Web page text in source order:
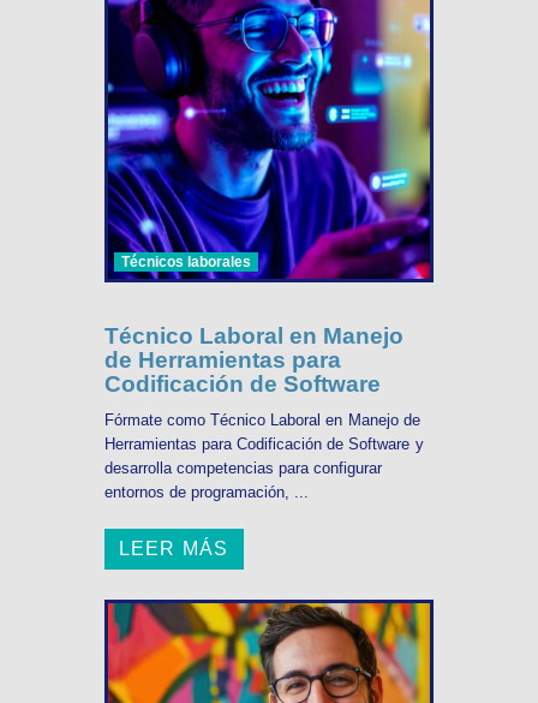
Técnicos laborales
Técnico Laboral en Manejo
de Herramientas para
Codificación de Software
Fórmate como Técnico Laboral en Manejo de
Herramientas para Codificación de Software y
desarrolla competencias para configurar
entornos de programación, ...
LEER MÁS